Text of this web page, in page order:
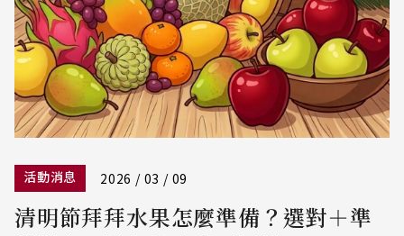
活動消息 2026 / 03 / 09
清明節拜拜水果怎麼準備？選對＋準